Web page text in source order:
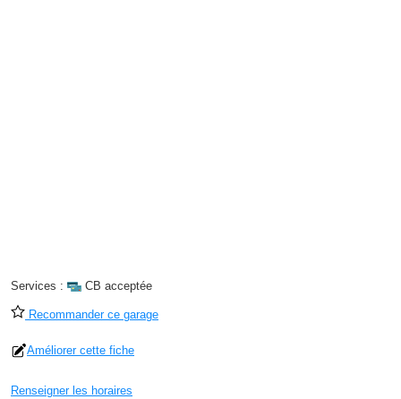
Services : CB acceptée
Recommander ce garage
Améliorer cette fiche
Renseigner les horaires